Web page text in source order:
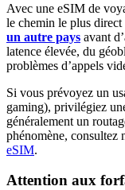
Avec une eSIM de
le chemin le plus
un autre pays avant
latence élevée, du
problèmes d’appels
Si vous prévoyez un
gaming), privilégiez
généralement un
phénomène, consultez
eSIM.
Attention aux